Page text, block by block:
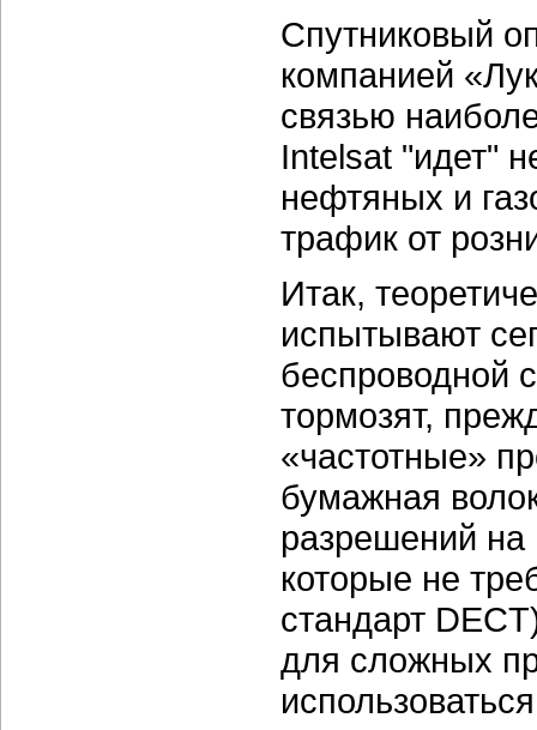
Спутниковый
компанией
связью
Intelsat "идет"
нефтяных и
трафик от
Итак,
испытывают
беспроводной
тормозят,
«частотные»
бумажная
разрешений на
которые не
стандарт
для сложных